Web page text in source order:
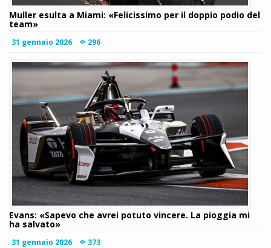
Muller esulta a Miami: «Felicissimo per il doppio podio del
team»
31 gennaio 2026 296
Evans: «Sapevo che avrei potuto vincere. La pioggia mi
ha salvato»
31 gennaio 2026 373